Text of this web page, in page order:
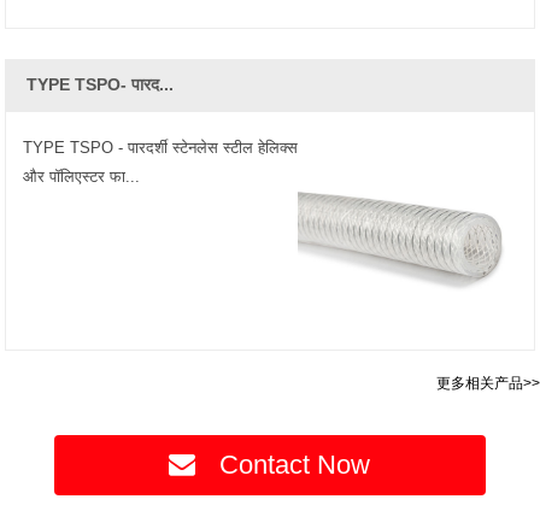
TYPE TSPO- पारद...
TYPE TSPO - पारदर्शी स्टेनलेस स्टील हेलिक्स
और पॉलिएस्टर फा...
更多相关产品>>
Contact Now